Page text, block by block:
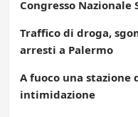
Congresso Nazionale
Traffico di droga,
arresti a Palermo
A fuoco una stazione
intimidazione